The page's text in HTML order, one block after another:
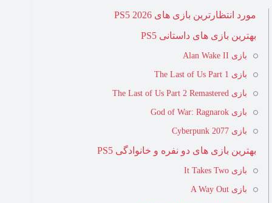
مورد انتظارترین بازی های PS5 2026
بهترین بازی های داستانی PS5
بازی Alan Wake II
بازی The Last of Us Part 1
بازی The Last of Us Part 2 Remastered
بازی God of War: Ragnarok
بازی Cyberpunk 2077
بهترین بازی های دو نفره و خانوادگی PS5
بازی It Takes Two
بازی A Way Out